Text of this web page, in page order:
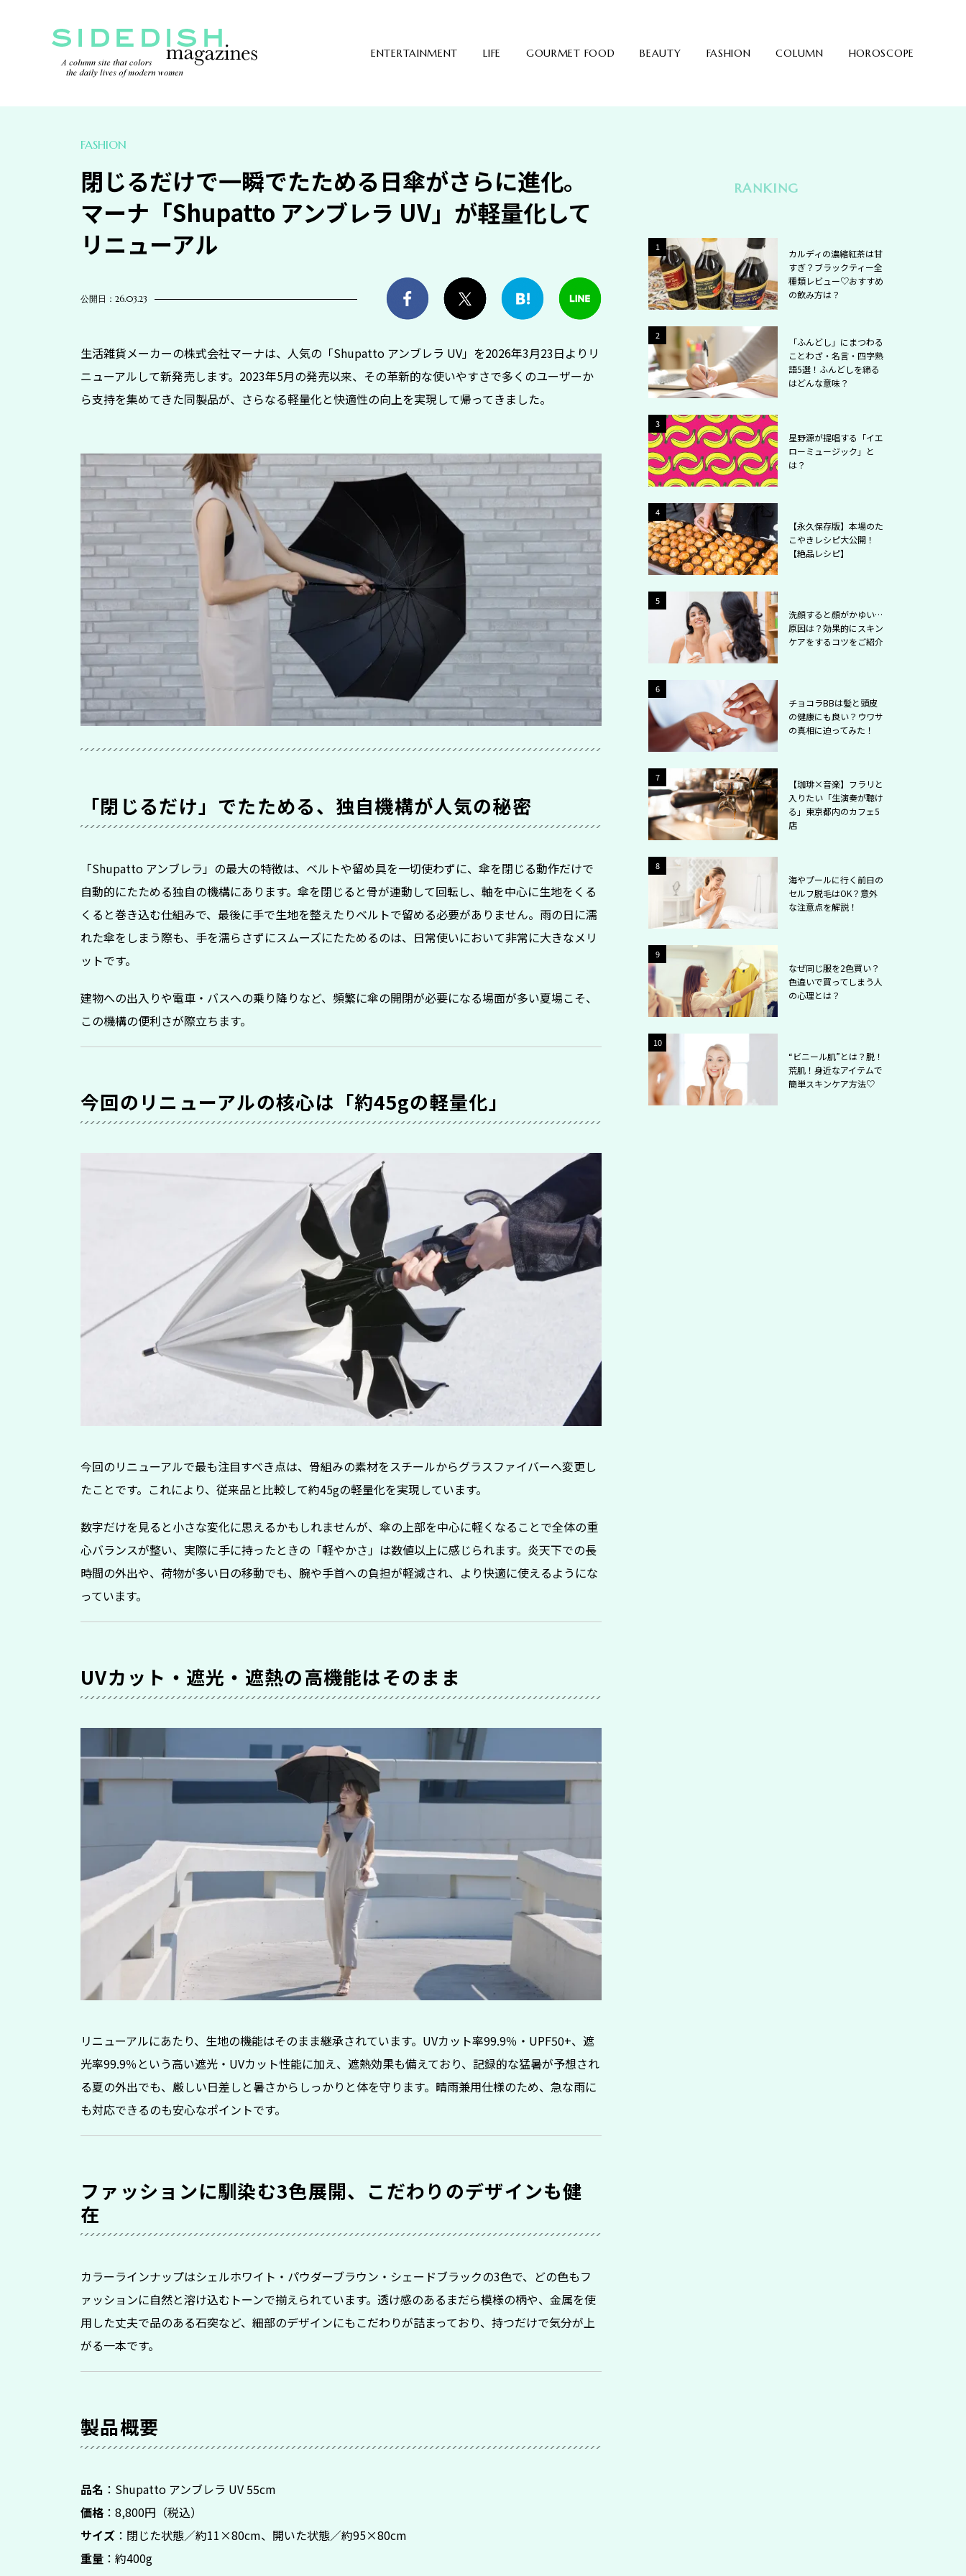
ENTERTAINMENT LIFE GOURMET FOOD BEAUTY FASHION COLUMN HOROSCOPE
FASHION
閉じるだけで一瞬でたためる日傘がさらに進化。
マーナ「Shupatto アンブレラ UV」が軽量化して
リニューアル
公開日：26.03.23
生活雑貨メーカーの株式会社マーナは、人気の「Shupatto アンブレラ UV」を2026年3月23日よりリ
ニューアルして新発売します。2023年5月の発売以来、その革新的な使いやすさで多くのユーザーか
ら支持を集めてきた同製品が、さらなる軽量化と快適性の向上を実現して帰ってきました。
「閉じるだけ」でたためる、独自機構が人気の秘密
「Shupatto アンブレラ」の最大の特徴は、ベルトや留め具を一切使わずに、傘を閉じる動作だけで
自動的にたためる独自の機構にあります。傘を閉じると骨が連動して回転し、軸を中心に生地をくる
くると巻き込む仕組みで、最後に手で生地を整えたりベルトで留める必要がありません。雨の日に濡
れた傘をしまう際も、手を濡らさずにスムーズにたためるのは、日常使いにおいて非常に大きなメリ
ットです。
建物への出入りや電車・バスへの乗り降りなど、頻繁に傘の開閉が必要になる場面が多い夏場こそ、
この機構の便利さが際立ちます。
今回のリニューアルの核心は「約45gの軽量化」
今回のリニューアルで最も注目すべき点は、骨組みの素材をスチールからグラスファイバーへ変更し
たことです。これにより、従来品と比較して約45gの軽量化を実現しています。
数字だけを見ると小さな変化に思えるかもしれませんが、傘の上部を中心に軽くなることで全体の重
心バランスが整い、実際に手に持ったときの「軽やかさ」は数値以上に感じられます。炎天下での長
時間の外出や、荷物が多い日の移動でも、腕や手首への負担が軽減され、より快適に使えるようにな
っています。
UVカット・遮光・遮熱の高機能はそのまま
リニューアルにあたり、生地の機能はそのまま継承されています。UVカット率99.9％・UPF50+、遮
光率99.9％という高い遮光・UVカット性能に加え、遮熱効果も備えており、記録的な猛暑が予想され
る夏の外出でも、厳しい日差しと暑さからしっかりと体を守ります。晴雨兼用仕様のため、急な雨に
も対応できるのも安心なポイントです。
ファッションに馴染む3色展開、こだわりのデザインも健
在
カラーラインナップはシェルホワイト・パウダーブラウン・シェードブラックの3色で、どの色もフ
ァッションに自然と溶け込むトーンで揃えられています。透け感のあるまだら模様の柄や、金属を使
用した丈夫で品のある石突など、細部のデザインにもこだわりが詰まっており、持つだけで気分が上
がる一本です。
製品概要
品名 ：Shupatto アンブレラ UV 55cm
価格 ：8,800円（税込）
サイズ ：閉じた状態／約11×80cm、開いた状態／約95×80cm
重量 ：約400g
RANKING
21
カルディの濃縮紅茶は甘
すぎ？ブラックティー全
種類レビュー♡おすすめ
の飲み方は？
2
2
「ふんどし」にまつわる
ことわざ・名言・四字熟
語5選！ふんどしを締る
はどんな意味？
2
3
星野源が提唱する「イエ
ローミュージック」と
は？
2
4
【永久保存版】本場のた
こやきレシピ大公開！
【絶品レシピ】
2
5
洗顔すると顔がかゆい…
原因は？効果的にスキン
ケアをするコツをご紹介
2
6
チョコラBBは髪と頭皮
の健康にも良い？ウワサ
の真相に迫ってみた！
2
7
【珈琲×音楽】フラリと
入りたい「生演奏が聴け
る」東京都内のカフェ5
店
2
8
海やプールに行く前日の
セルフ脱毛はOK？意外
な注意点を解説！
2
9
なぜ同じ服を2色買い？
色違いで買ってしまう人
の心理とは？
2
10
“ビニール肌”とは？脱！
荒肌！身近なアイテムで
簡単スキンケア方法♡